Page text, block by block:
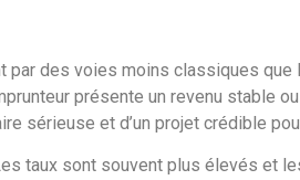
des voies moins classiques que
présente un revenu stable ou
sérieuse et d’un projet crédible
taux sont souvent plus élevés et